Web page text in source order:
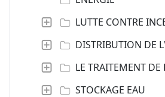
LUTTE CONTRE
DISTRIBUTION DE
LE TRAITEMENT DE
STOCKAGE EAU